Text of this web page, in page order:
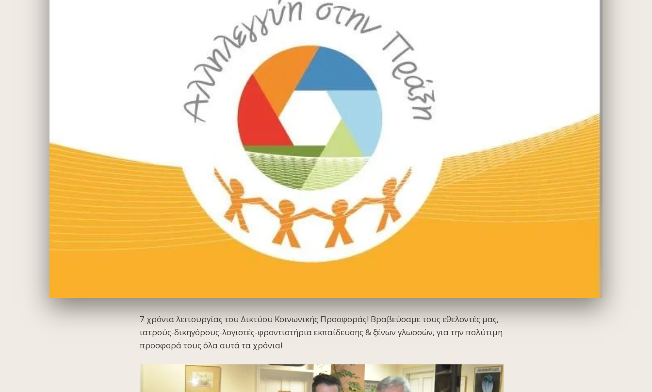
7 χρόνια λειτουργίας του Δικτύου Κοινωνικής Προσφοράς! Βραβεύσαμε τους εθελοντές μας,
ιατρούς-δικηγόρους-λογιστές-φροντιστήρια εκπαίδευσης & ξένων γλωσσών, για την πολύτιμη
προσφορά τους όλα αυτά τα χρόνια!